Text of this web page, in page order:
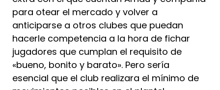
para otear el mercado y volver a
anticiparse a otros clubes que puedan
hacerle competencia a la hora de fichar
jugadores que cumplan el requisito de
«bueno, bonito y barato». Pero sería
esencial que el club realizara el mínimo de